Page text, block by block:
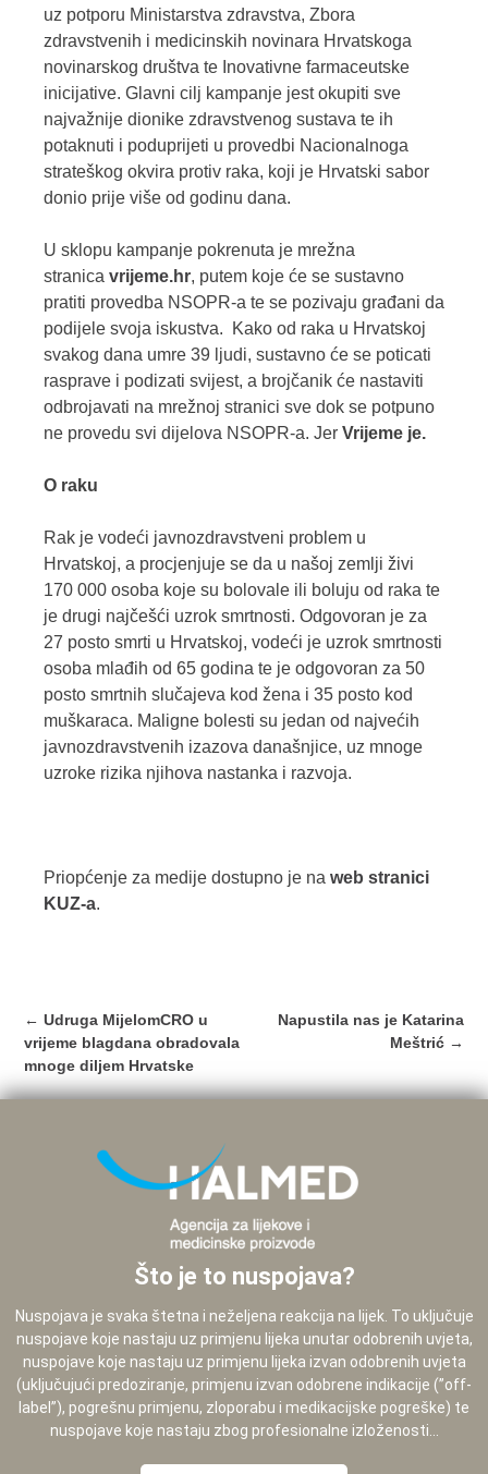
uz potporu Ministarstva zdravstva, Zbora
zdravstvenih i medicinskih novinara Hrvatskoga
novinarskog društva te Inovativne farmaceutske
inicijative. Glavni cilj kampanje jest okupiti sve
najvažnije dionike zdravstvenog sustava te ih
potaknuti i poduprijeti u provedbi Nacionalnoga
strateškog okvira protiv raka, koji je Hrvatski sabor
donio prije više od godinu dana.
U sklopu kampanje pokrenuta je mrežna
stranica vrijeme.hr, putem koje će se sustavno
pratiti provedba NSOPR-a te se pozivaju građani da
podijele svoja iskustva. Kako od raka u Hrvatskoj
svakog dana umre 39 ljudi, sustavno će se poticati
rasprave i podizati svijest, a brojčanik će nastaviti
odbrojavati na mrežnoj stranici sve dok se potpuno
ne provedu svi dijelova NSOPR-a. Jer Vrijeme je.
O raku
Rak je vodeći javnozdravstveni problem u
Hrvatskoj, a procjenjuje se da u našoj zemlji živi
170 000 osoba koje su bolovale ili boluju od raka te
je drugi najčešći uzrok smrtnosti. Odgovoran je za
27 posto smrti u Hrvatskoj, vodeći je uzrok smrtnosti
osoba mlađih od 65 godina te je odgovoran za 50
posto smrtnih slučajeva kod žena i 35 posto kod
muškaraca. Maligne bolesti su jedan od najvećih
javnozdravstvenih izazova današnjice, uz mnoge
uzroke rizika njihova nastanka i razvoja.
Priopćenje za medije dostupno je na web stranici
KUZ-a.
Post
navigation
← Udruga MijelomCRO u
vrijeme blagdana obradovala
mnoge diljem Hrvatske
Napustila nas je Katarina
Meštrić →
Što je to nuspojava?
Nuspojava je svaka štetna i neželjena reakcija na lijek. To uključuje
nuspojave koje nastaju uz primjenu lijeka unutar odobrenih uvjeta,
nuspojave koje nastaju uz primjenu lijeka izvan odobrenih uvjeta
(uključujući predoziranje, primjenu izvan odobrene indikacije (”off-
label”), pogrešnu primjenu, zloporabu i medikacijske pogreške) te
nuspojave koje nastaju zbog profesionalne izloženosti...